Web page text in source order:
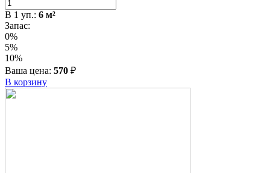
В 1 уп.: 6 м²
Запас:
0%
5%
10%
Ваша цена: 570 ₽
В корзину